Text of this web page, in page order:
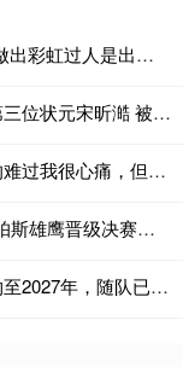
股票免费配资 济州SK外援：面对拜仁后防做出彩虹过人是出于本能 当时特别兴奋
股票配资在线炒股配资 媒体人：广州队史第三位状元宋昕澔 被寄望成为下一个陈盈骏
股票场外配资 利桑德罗女友社媒：想到你的难过我很心痛，但你已让我们倍感自豪
配资网官网入口 阿根廷2-1淘汰英格兰，潘帕斯雄鹰晋级决赛！恩佐86分钟扳平，劳塔罗补时绝杀，三狮军团遗憾止步
股票申请配资 官方：水晶宫与镰田大地续约至2027年，随队已夺三冠